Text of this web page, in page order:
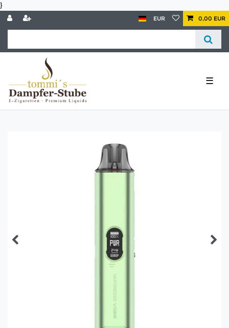
}
EUR 0,00 EUR
☰